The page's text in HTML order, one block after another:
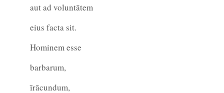
aut ad voluntātem
eius facta sit.
Hominem esse
barbarum,
īrācundum,